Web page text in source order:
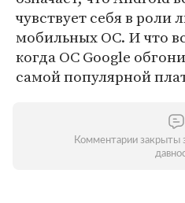
чувствует себя в роли
мобильных ОС. И что
когда ОС Google
самой популярной
Комментарии закрыты